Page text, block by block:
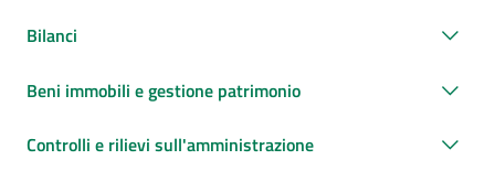
Bilanci
Beni immobili e gestione patrimonio
Controlli e rilievi sull'amministrazione